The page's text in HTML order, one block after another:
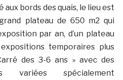
aux bords des quais, le lieu est
plateau de 650 m2 qui
par an, d’un plateau
temporaires plus
des 3-6 ans » avec des
variées spécialement